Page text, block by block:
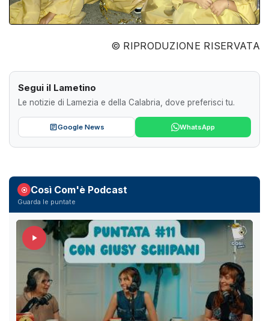
© RIPRODUZIONE RISERVATA
Segui il Lametino
Le notizie di Lamezia e della Calabria, dove preferisci tu.
Google News WhatsApp
Così Com'è Podcast
Guarda le puntate